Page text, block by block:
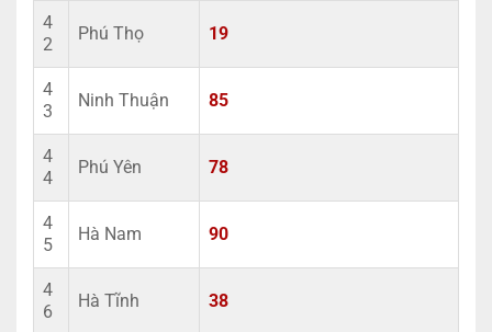
4
2
Phú Thọ 19
4
3
Ninh Thuận 85
4
4
Phú Yên 78
4
5
Hà Nam 90
4
6
Hà Tĩnh 38